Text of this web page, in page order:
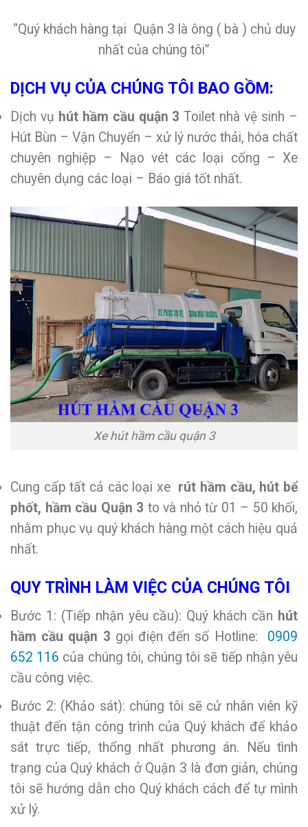
“Quý khách hàng tại Quận 3 là ông ( bà ) chủ duy
nhất của chúng tôi”
DỊCH VỤ CỦA CHÚNG TÔI BAO GỒM:
Dịch vụ hút hầm cầu quận 3 Toilet nhà vệ sinh –
Hút Bùn – Vận Chuyển – xử lý nước thải, hóa chất
chuyên nghiệp – Nạo vét các loại cống – Xe
chuyên dụng các loại – Báo giá tốt nhất.
Xe hút hầm cầu quận 3
Cung cấp tất cả các loại xe rút hầm cầu, hút bể
phốt, hầm cầu Quận 3 to và nhỏ từ 01 – 50 khối,
nhằm phục vụ quý khách hàng một cách hiệu quả
nhất.
QUY TRÌNH LÀM VIỆC CỦA CHÚNG TÔI
Bước 1: (Tiếp nhận yêu cầu): Quý khách cần hút
hầm cầu quận 3 gọi điện đến số Hotline: 0909
652 116 của chúng tôi, chúng tôi sẽ tiếp nhận yêu
cầu công việc.
Bước 2: (Khảo sát): chúng tôi sẽ cử nhân viên kỹ
thuật đến tận công trình của Quý khách để khảo
sát trực tiếp, thống nhất phương án. Nếu tình
trạng của Quý khách ở Quận 3 là đơn giản, chúng
tôi sẽ hướng dẫn cho Quý khách cách để tự mình
xử lý.